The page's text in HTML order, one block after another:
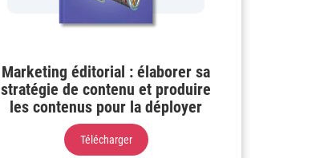
Marketing éditorial : élaborer sa
stratégie de contenu et produire
les contenus pour la déployer
Télécharger